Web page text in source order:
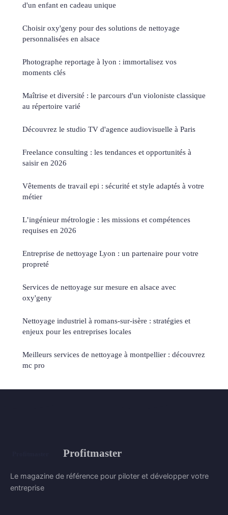
d'un enfant en cadeau unique
Choisir oxy'geny pour des solutions de nettoyage
personnalisées en alsace
Photographe reportage à lyon : immortalisez vos
moments clés
Maîtrise et diversité : le parcours d'un violoniste classique
au répertoire varié
Découvrez le studio TV d'agence audiovisuelle à Paris
Freelance consulting : les tendances et opportunités à
saisir en 2026
Vêtements de travail epi : sécurité et style adaptés à votre
métier
L’ingénieur métrologie : les missions et compétences
requises en 2026
Entreprise de nettoyage Lyon : un partenaire pour votre
propreté
Services de nettoyage sur mesure en alsace avec
oxy'geny
Nettoyage industriel à romans-sur-isère : stratégies et
enjeux pour les entreprises locales
Meilleurs services de nettoyage à montpellier : découvrez
mc pro
Profitmaster
Le magazine de référence pour piloter et développer votre
entreprise